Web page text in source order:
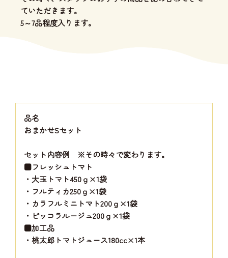
ていただきます。
5～7品程度入ります。
品名
おまかせSセット
セット内容例 ※その時々で変わります。
■フレッシュトマト
・大玉トマト450ｇ×1袋
・フルティカ250ｇ×1袋
・カラフルミニトマト200ｇ×1袋
・ピッコラルージュ200ｇ×1袋
■加工品
・桃太郎トマトジュース180cc×1本